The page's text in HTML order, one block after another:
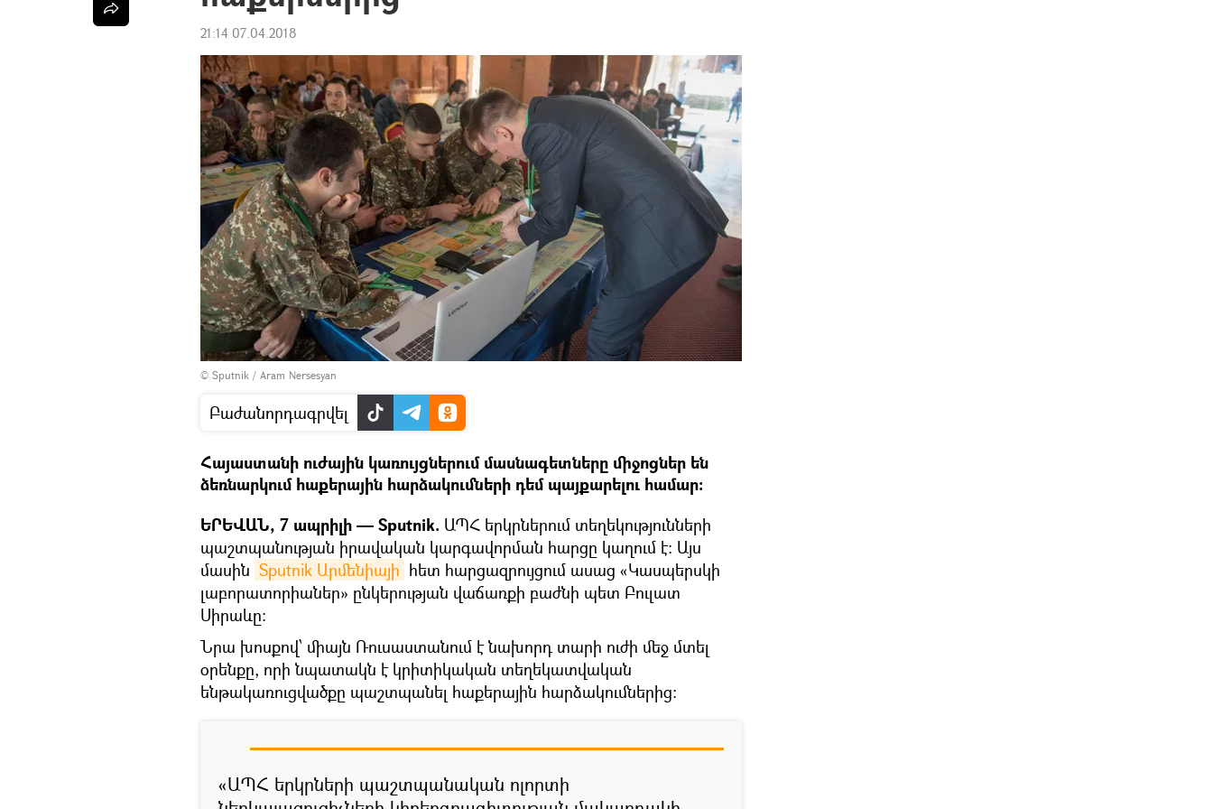
21:14 07.04.2018
© Sputnik / Aram Nersesyan
Բաժանորդագրվել
Հայաստանի ուժային կառույցներում մասնագետները միջոցներ են
ձեռնարկում հաքերային հարձակումների դեմ պայքարելու համար։
ԵՐԵՎԱՆ, 7 ապրիլի — Sputnik. ԱՊՀ երկրներում տեղեկությունների
պաշտպանության իրավական կարգավորման հարցը կաղում է։ Այս
մասին Sputnik Արմենիայի հետ հարցազրույցում ասաց «Կասպերսկի
լաբորատորիաներ» ընկերության վաճառքի բաժնի պետ Բուլատ
Սիրաևը։
Նրա խոսքով՝ միայն Ռուսաստանում է նախորդ տարի ուժի մեջ մտել
օրենքը, որի նպատակն է կրիտիկական տեղեկատվական
ենթակառուցվածքը պաշտպանել հաքերային հարձակումներից։
«ԱՊՀ երկրների պաշտպանական ոլորտի